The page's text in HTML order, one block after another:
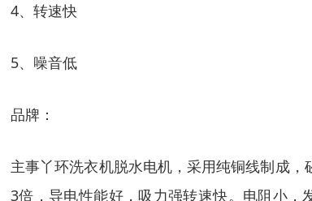
4、 转速快
5、 噪音低
品牌：
主事丫环洗衣机脱水电机，采用纯铜线制成
3倍，导电性能好，吸力强转速快。电阻小